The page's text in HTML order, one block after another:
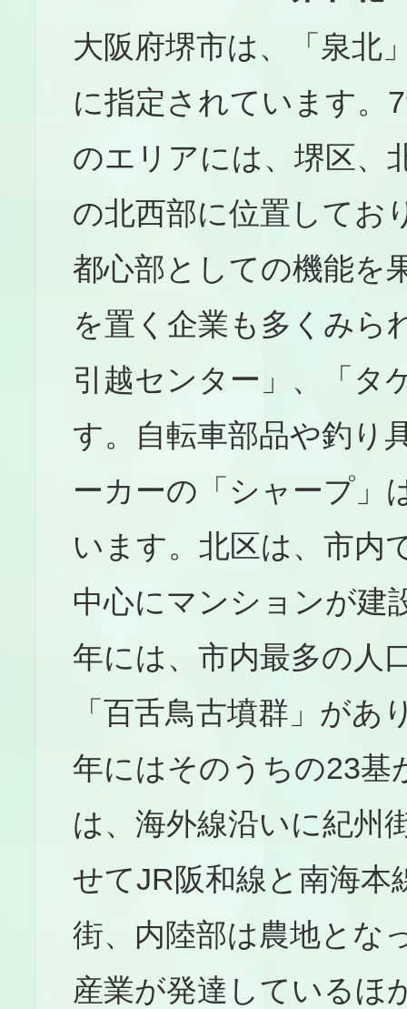
大阪府堺市は、「泉北
に指定されています。
のエリアには、堺区、
の北西部に位置してお
都心部としての機能を
を置く企業も多くみら
引越センター」、「タ
す。自転車部品や釣り
ーカーの「シャープ」
います。北区は、市内
中心にマンションが建
年には、市内最多の人
「百舌鳥古墳群」が
年にはそのうちの23基
は、海外線沿いに紀州
せてJR阪和線と南海本
街、内陸部は農地とな
産業が発達しているほ